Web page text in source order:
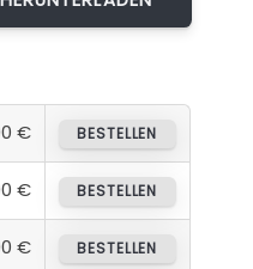
€ BESTELLEN
€ BESTELLEN
€ BESTELLEN